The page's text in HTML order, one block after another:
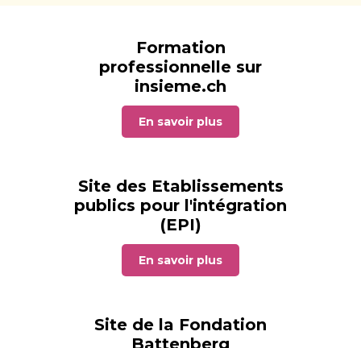
Formation
professionnelle sur
insieme.ch
En savoir plus
Site des Etablissements
publics pour l'intégration
(EPI)
En savoir plus
Site de la Fondation
Battenberg